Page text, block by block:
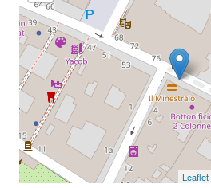
Catalogo
on line
Eventi
Chiedi al
bibliotecario
Leaflet